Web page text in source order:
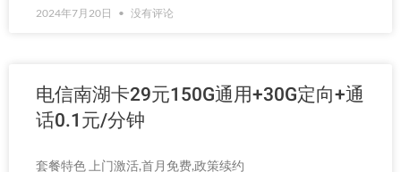
2024年7月20日 没有评论
电信南湖卡29元150G通用+30G定向+通
话0.1元/分钟
套餐特色 上门激活,首月免费,政策续约